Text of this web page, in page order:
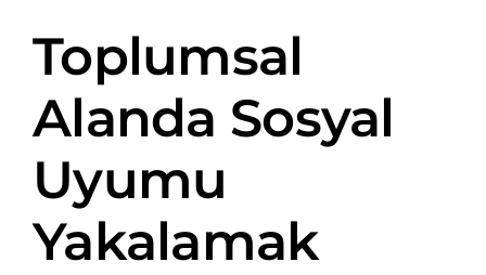
Toplumsal
Alanda Sosyal
Uyumu
Yakalamak